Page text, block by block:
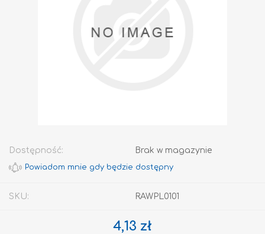
Dostępność: Brak w magazynie
SKU: RAWPL0101
4,13 zł